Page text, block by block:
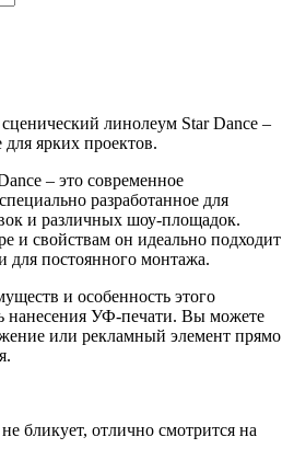
линолеум Star Dance –
ярких проектов.
– это современное
разработанное для
и различных шоу-площадок.
и свойствам он идеально подходит
для постоянного монтажа.
и особенность этого
нанесения УФ-печати. Вы можете
или рекламный элемент прямо
бликует, отлично смотрится на